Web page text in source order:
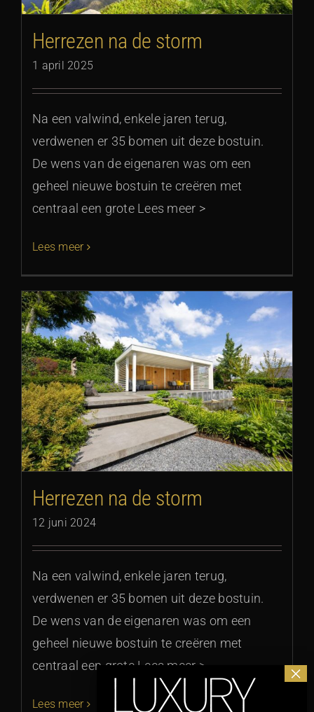
Herrezen na de storm
1 april 2025
Na een valwind, enkele jaren terug,
verdwenen er 35 bomen uit deze bostuin.
De wens van de eigenaren was om een
geheel nieuwe bostuin te creëren met
centraal een grote Lees meer >
Lees meer
Herrezen na de storm
12 juni 2024
Na een valwind, enkele jaren terug,
verdwenen er 35 bomen uit deze bostuin.
De wens van de eigenaren was om een
geheel nieuwe bostuin te creëren met
centraal een grote Lees meer >
Lees meer